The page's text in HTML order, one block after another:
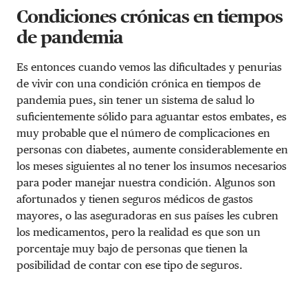
Condiciones crónicas en tiempos
de pandemia
Es entonces cuando vemos las dificultades y penurias
de vivir con una condición crónica en tiempos de
pandemia pues, sin tener un sistema de salud lo
suficientemente sólido para aguantar estos embates, es
muy probable que el número de complicaciones en
personas con diabetes, aumente considerablemente en
los meses siguientes al no tener los insumos necesarios
para poder manejar nuestra condición. Algunos son
afortunados y tienen seguros médicos de gastos
mayores, o las aseguradoras en sus países les cubren
los medicamentos, pero la realidad es que son un
porcentaje muy bajo de personas que tienen la
posibilidad de contar con ese tipo de seguros.